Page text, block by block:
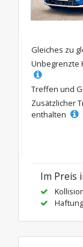
Gleiches zu
Unbegrenzte
Treffen und
Zusätzlicher
enthalten
Im Preis